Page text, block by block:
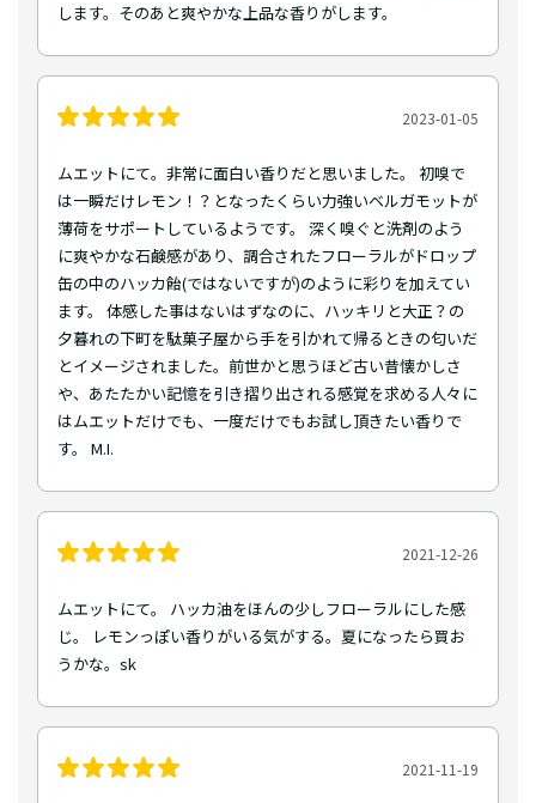
します。そのあと爽やかな上品な香りがします。
2023-01-05
ムエットにて。非常に面白い香りだと思いました。 初嗅で
は一瞬だけレモン！？となったくらい力強いベルガモットが
薄荷をサポートしているようです。 深く嗅ぐと洗剤のよう
に爽やかな石鹸感があり、調合されたフローラルがドロップ
缶の中のハッカ飴(ではないですが)のように彩りを加えてい
ます。 体感した事はないはずなのに、ハッキリと大正？の
夕暮れの下町を駄菓子屋から手を引かれて帰るときの匂いだ
とイメージされました。前世かと思うほど古い昔懐かしさ
や、あたたかい記憶を引き摺り出される感覚を求める人々に
はムエットだけでも、一度だけでもお試し頂きたい香りで
す。 M.I.
2021-12-26
ムエットにて。 ハッカ油をほんの少しフローラルにした感
じ。 レモンっぽい香りがいる気がする。夏になったら買お
うかな。sk
2021-11-19